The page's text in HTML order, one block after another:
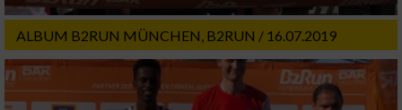
ALBUM B2RUN MÜNCHEN, B2RUN / 16.07.2019
Funktional
Werbung